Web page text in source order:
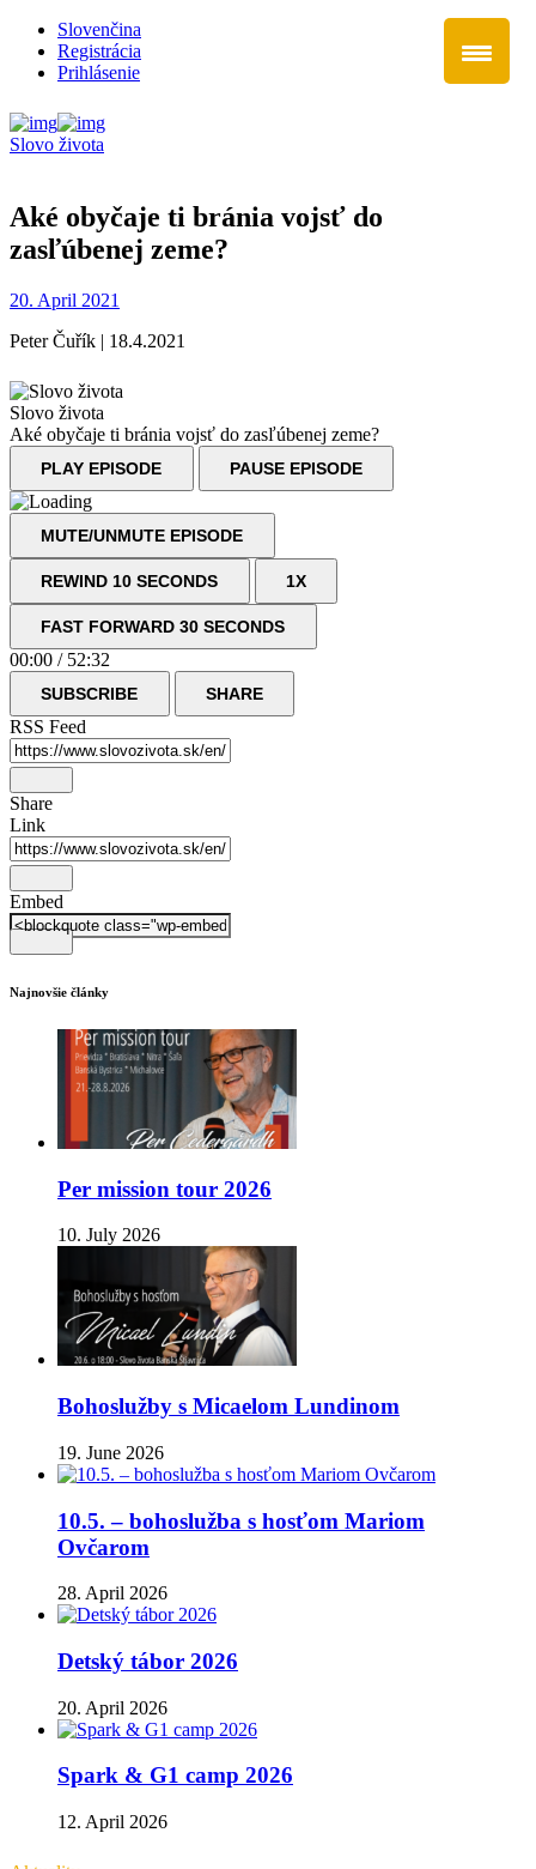
Slovenčina
Registrácia
Prihlásenie
Slovo života
Aké obyčaje ti bránia vojsť do
zasľúbenej zeme?
20. April 2021
Peter Čuřík | 18.4.2021
Slovo života
Aké obyčaje ti bránia vojsť do zasľúbenej zeme?
PLAY EPISODE PAUSE EPISODE
MUTE/UNMUTE EPISODE
REWIND 10 SECONDS 1X
FAST FORWARD 30 SECONDS
00:00 / 52:32
SUBSCRIBE SHARE
RSS Feed
Share
Link
Embed
Najnovšie články
Per mission tour 2026
10. July 2026
Bohoslužby s Micaelom Lundinom
19. June 2026
10.5. – bohoslužba s hosťom Mariom
Ovčarom
28. April 2026
Detský tábor 2026
20. April 2026
Spark & G1 camp 2026
12. April 2026